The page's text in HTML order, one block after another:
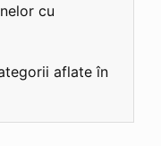
cu
aflate în